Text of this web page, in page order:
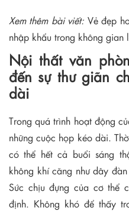
Xem thêm bài viết: Vẻ đẹp
nhập khẩu trong không gian
Nội thất văn
đến sự thư giãn
dài
Trong quá trình hoạt động
những cuộc họp kéo dài.
có thể hết cả buổi sáng
không khí căng như dây
Sức chịu đựng của cơ thể
định. Không khó để thấy